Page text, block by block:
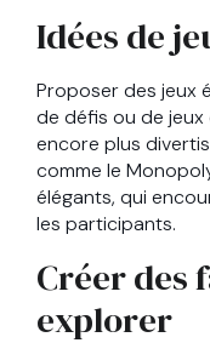
Idées de
Proposer des jeux
de défis ou de
encore plus
comme le
élégants, qui
les participants.
Créer des
explorer